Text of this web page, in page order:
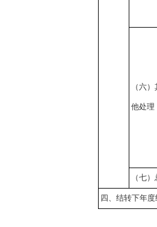
（六
他处理
（七
四、结转下年